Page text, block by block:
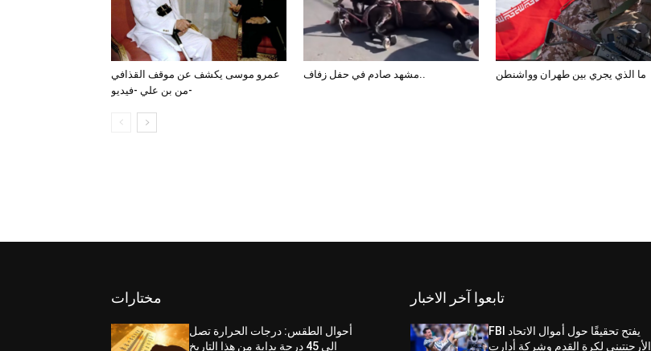
عمرو موسى يكشف عن موقف القذافي
من بن علي -فيديو-
مشهد صادم في حفل زفاف.. ما الذي يجري بين طهران وواشنطن
مختارات
أحوال الطقس: درجات الحرارة تصل
الى 45 درجة بداية من هذا التاريخ
تابعوا آخر الاخبار
FBI يفتح تحقيقًا حول أموال الاتحاد
الأرجنتيني لكرة القدم وشركة أدارت